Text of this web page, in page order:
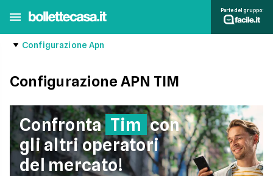
Parte del gruppo:
Configurazione Apn
Configurazione APN TIM
Confronta Tim con
gli altri operatori
del mercato!